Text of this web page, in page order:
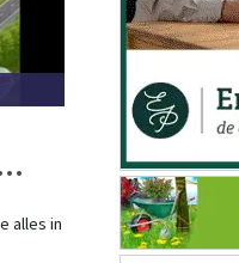
alles in